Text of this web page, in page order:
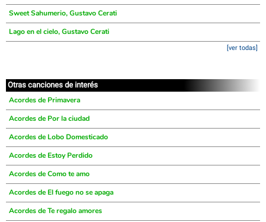
Sweet Sahumerio, Gustavo Cerati
Lago en el cielo, Gustavo Cerati
[ver todas]
Otras canciones de interés
Acordes de Primavera
Acordes de Por la ciudad
Acordes de Lobo Domesticado
Acordes de Estoy Perdido
Acordes de Como te amo
Acordes de El fuego no se apaga
Acordes de Te regalo amores